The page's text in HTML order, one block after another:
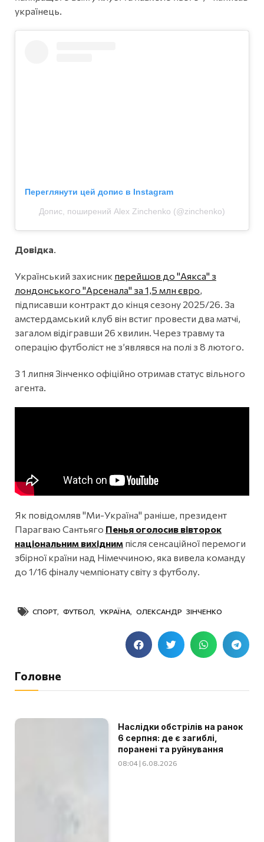
українець.
Переглянути цей допис в Instagram
Допис, поширений Alex Zinchenko (@zinchenko)
Довідка.
Український захисник перейшов до "Аякса" з
лондонського "Арсенала" за 1,5 млн євро,
підписавши контракт до кінця сезону 2025/26. За
амстердамський клуб він встиг провести два матчі,
загалом відігравши 26 хвилин. Через травму та
операцію футболіст не з’являвся на полі з 8 лютого.
З 1 липня Зінченко офіційно отримав статус вільного
агента.
Як повідомляв "Ми-Україна" раніше, президент
Парагваю Сантьяго Пенья оголосив вівторок
національним вихідним після сенсаційної перемоги
збірної країни над Німеччиною, яка вивела команду
до 1/16 фіналу чемпіонату світу з футболу.
СПОРТ, ФУТБОЛ, УКРАЇНА, ОЛЕКСАНДР ЗІНЧЕНКО
Головне
Наслідки обстрілів на ранок
6 серпня: де є загиблі,
поранені та руйнування
08:04 | 6.08.2026